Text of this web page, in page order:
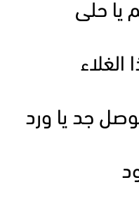
يا حلى
الغلاء
جد يا ورد